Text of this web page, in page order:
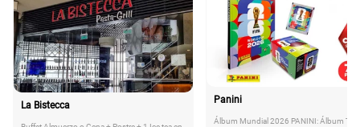
La Bistecca Panini
Álbum Mundial 2026 PANINI: Álbum